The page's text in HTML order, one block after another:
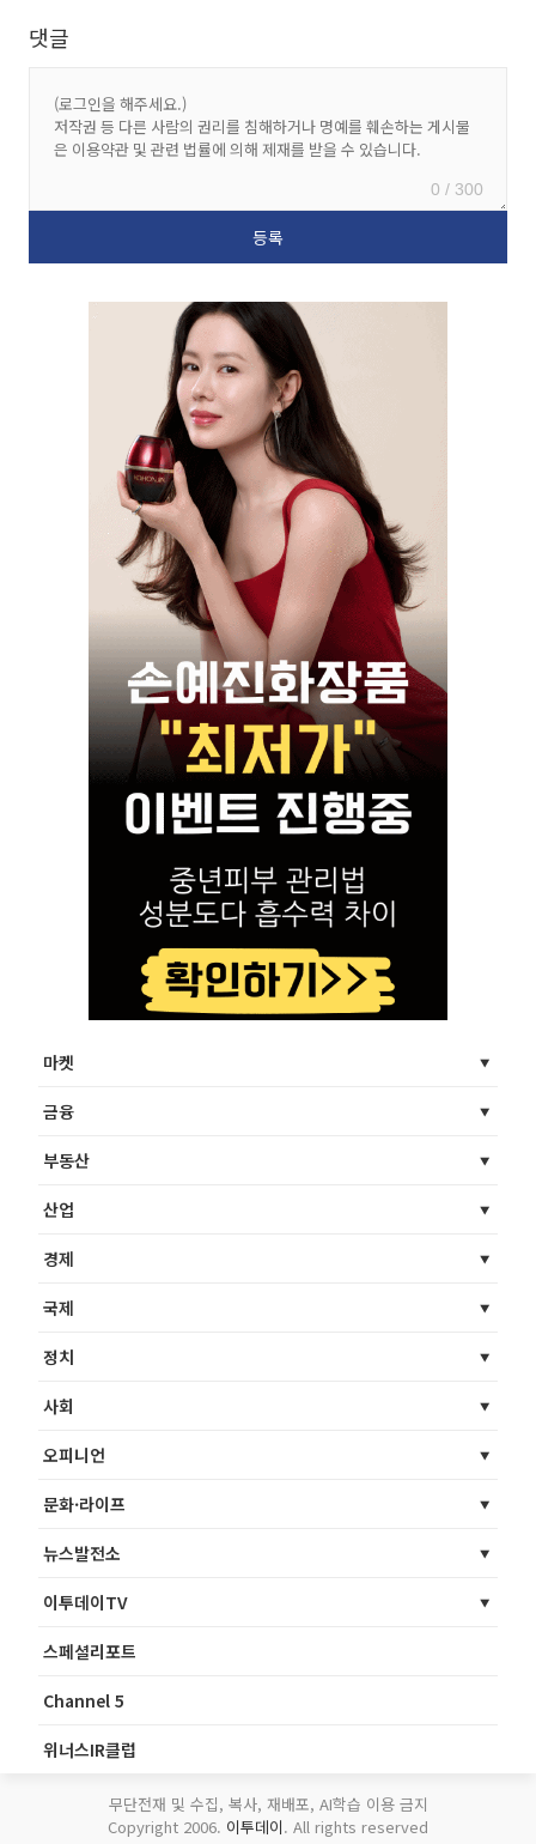
댓글
0 / 300
마켓
금융
부동산
산업
경제
국제
정치
사회
오피니언
문화·라이프
뉴스발전소
이투데이TV
스페셜리포트
Channel 5
위너스IR클럽
무단전재 및 수집, 복사, 재배포, AI학습 이용 금지
Copyright 2006. 이투데이. All rights reserved